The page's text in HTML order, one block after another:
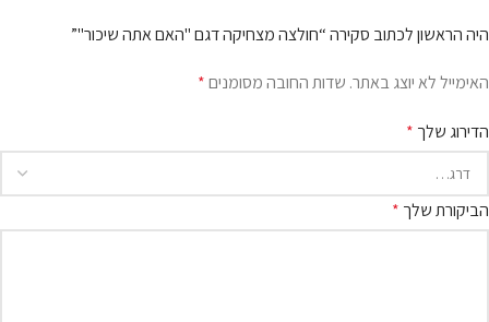
היה הראשון לכתוב סקירה “חולצה מצחיקה דגם "האם אתה שיכור"”
האימייל לא יוצג באתר. שדות החובה מסומנים*
הדירוג שלך *
הביקורת שלך *